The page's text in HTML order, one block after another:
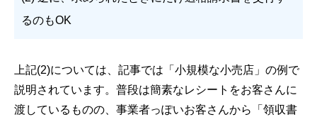
るのもOK
上記(2)については、記事では「⼩規模な⼩売店」の例で
説明されています。普段は簡素なレシートをお客さんに
渡しているものの、事業者っぽいお客さんから「領収書